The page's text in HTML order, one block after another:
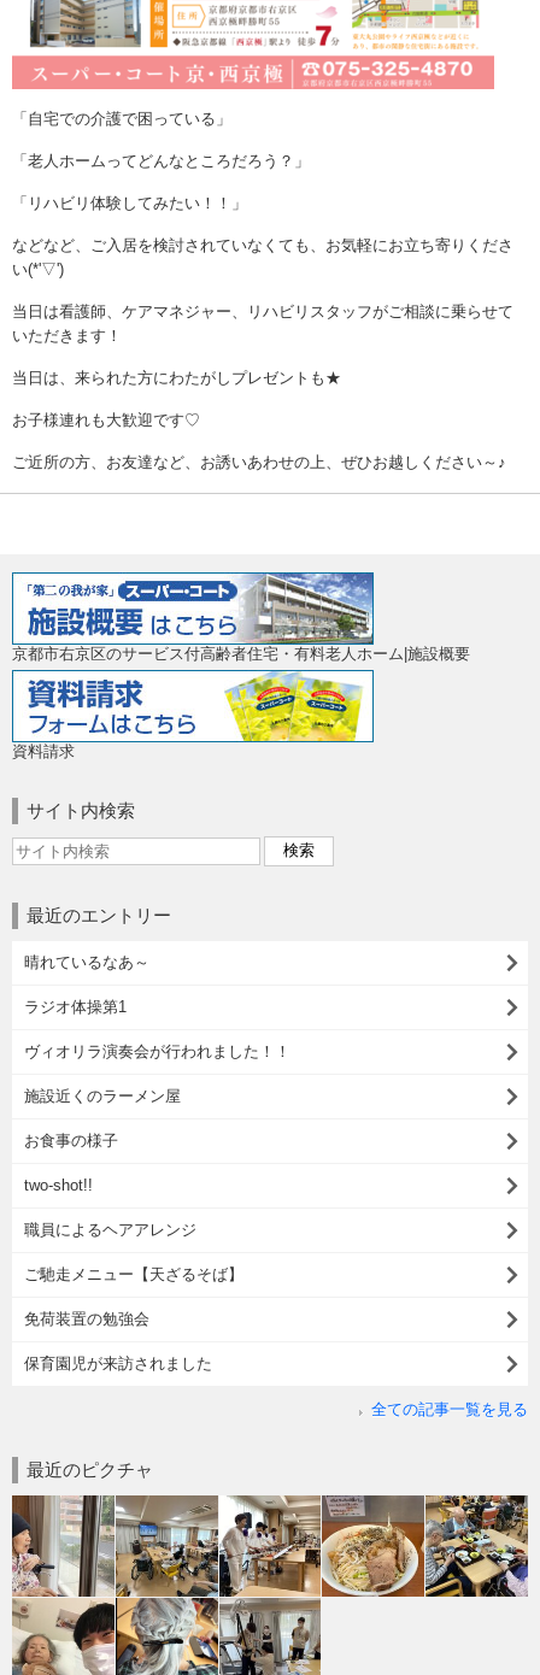
「自宅での介護で困っている」
「老人ホームってどんなところだろう？」
「リハビリ体験してみたい！！」
などなど、ご入居を検討されていなくても、お気軽にお立ち寄りくださ
い(*'▽')
当日は看護師、ケアマネジャー、リハビリスタッフがご相談に乗らせて
いただきます！
当日は、来られた方にわたがしプレゼントも★
お子様連れも大歓迎です♡
ご近所の方、お友達など、お誘いあわせの上、ぜひお越しください～♪
京都市右京区のサービス付高齢者住宅・有料老人ホーム|施設概要
資料請求
サイト内検索
最近のエントリー
晴れているなあ～
ラジオ体操第1
ヴィオリラ演奏会が行われました！！
施設近くのラーメン屋
お食事の様子
two-shot!!
職員によるヘアアレンジ
ご馳走メニュー【天ざるそば】
免荷装置の勉強会
保育園児が来訪されました
全ての記事一覧を見る
最近のピクチャ